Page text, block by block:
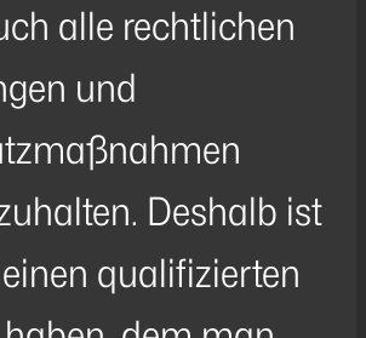
alle rechtlichen
und
Deshalb ist
qualifizierten